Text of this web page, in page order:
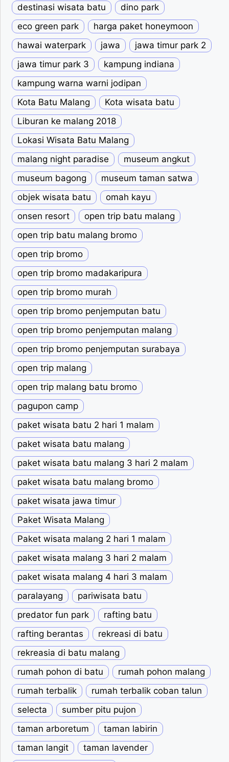
destinasi wisata batu
dino park
eco green park
harga paket honeymoon
hawai waterpark
jawa
jawa timur park 2
jawa timur park 3
kampung indiana
kampung warna warni jodipan
Kota Batu Malang
Kota wisata batu
Liburan ke malang 2018
Lokasi Wisata Batu Malang
malang night paradise
museum angkut
museum bagong
museum taman satwa
objek wisata batu
omah kayu
onsen resort
open trip batu malang
open trip batu malang bromo
open trip bromo
open trip bromo madakaripura
open trip bromo murah
open trip bromo penjemputan batu
open trip bromo penjemputan malang
open trip bromo penjemputan surabaya
open trip malang
open trip malang batu bromo
pagupon camp
paket wisata batu 2 hari 1 malam
paket wisata batu malang
paket wisata batu malang 3 hari 2 malam
paket wisata batu malang bromo
paket wisata jawa timur
Paket Wisata Malang
Paket wisata malang 2 hari 1 malam
paket wisata malang 3 hari 2 malam
paket wisata malang 4 hari 3 malam
paralayang
pariwisata batu
predator fun park
rafting batu
rafting berantas
rekreasi di batu
rekreasia di batu malang
rumah pohon di batu
rumah pohon malang
rumah terbalik
rumah terbalik coban talun
selecta
sumber pitu pujon
taman arboretum
taman labirin
taman langit
taman lavender